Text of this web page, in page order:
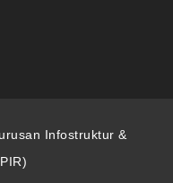
Infostruktur &